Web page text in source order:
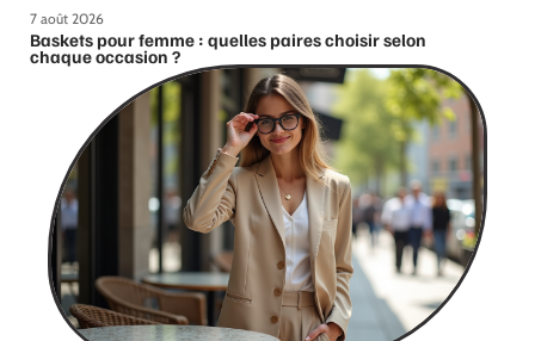
7 août 2026
Baskets pour femme : quelles paires choisir selon
chaque occasion ?